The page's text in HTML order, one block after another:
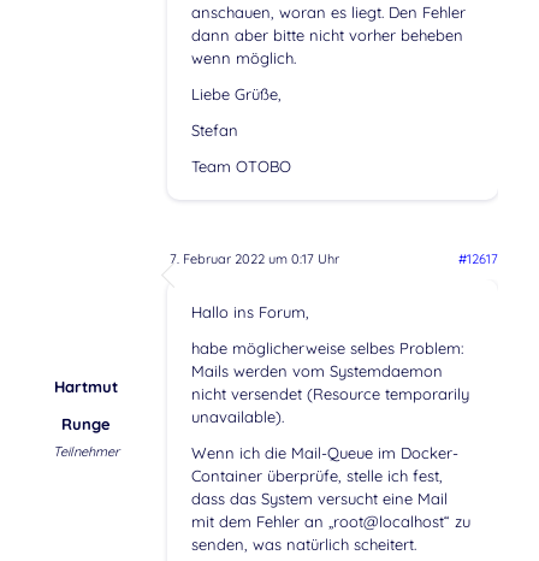
anschauen, woran es liegt. Den Fehler
dann aber bitte nicht vorher beheben
wenn möglich.
Liebe Grüße,
Stefan
Team OTOBO
7. Februar 2022 um 0:17 Uhr #12617
Hartmut
Runge
Teilnehmer
Hallo ins Forum,
habe möglicherweise selbes Problem:
Mails werden vom Systemdaemon
nicht versendet (Resource temporarily
unavailable).
Wenn ich die Mail-Queue im Docker-
Container überprüfe, stelle ich fest,
dass das System versucht eine Mail
mit dem Fehler an „root@localhost“ zu
senden, was natürlich scheitert.